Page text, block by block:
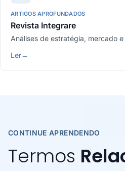
ARTIGOS APROFUNDADOS
Revista Integrare
Análises de estratégia, mercado
Ler→
CONTINUE APRENDENDO
Termos